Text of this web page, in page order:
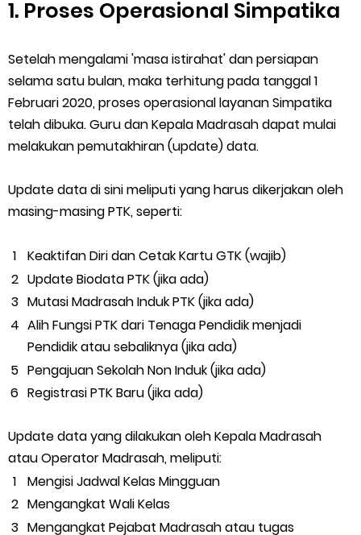
Yang Dilakukan Proktor Sebelum Simulasi TKA
Cara Aktivasi PTK di EMIS GTK
Friday, 7 August
1. Proses Operasional Simpatika
Setelah mengalami 'masa istirahat' dan persiapan
selama satu bulan, maka terhitung pada tanggal 1
Februari 2020, proses operasional layanan Simpatika
telah dibuka. Guru dan Kepala Madrasah dapat mulai
melakukan pemutakhiran (update) data.
Update data di sini meliputi yang harus dikerjakan oleh
masing-masing PTK, seperti:
Keaktifan Diri dan Cetak Kartu GTK (wajib)
Update Biodata PTK (jika ada)
Mutasi Madrasah Induk PTK (jika ada)
Alih Fungsi PTK dari Tenaga Pendidik menjadi
Pendidik atau sebaliknya (jika ada)
Pengajuan Sekolah Non Induk (jika ada)
Registrasi PTK Baru (jika ada)
Update data yang dilakukan oleh Kepala Madrasah
atau Operator Madrasah, meliputi:
Mengisi Jadwal Kelas Mingguan
Mengangkat Wali Kelas
Mengangkat Pejabat Madrasah atau tugas